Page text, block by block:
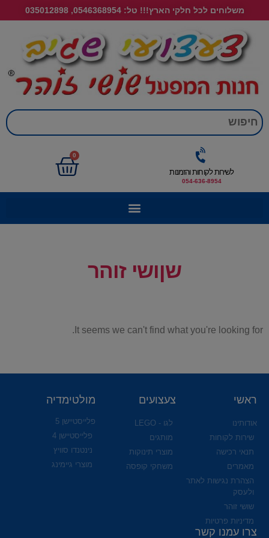
משלוחים לכל חלקי הארץ!!! טל: 0546368954, 035012898
לשירות לקוחות והזמנות
054-636-8954
0
שןושי זוהר
It seems we can't find what you're looking for.
ראשי
אודותינו
שירות לקוחות
תנאי רכישה
מאמרים
הצהרת נגישות לאתר
ולעסק
שושי זוהר
מדיניות פרטיות
צעצועים
לגו - LEGO
מותגים
מוצרי תינוקות
משחקי קופסה
מולטימדיה
פלייסטיישן 5
פלייסטיישן 4
נינטנדו סוויץ
מוצרי גיימינג
צרו עמנו קשר